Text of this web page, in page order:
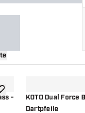
-
Wunschliste hinzufügen
KOTO Dual Force
Dartpfeile